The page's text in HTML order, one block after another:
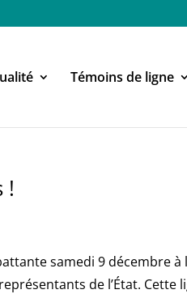
Témoins de ligne
!
samedi 9 décembre à
de l’État. Cette